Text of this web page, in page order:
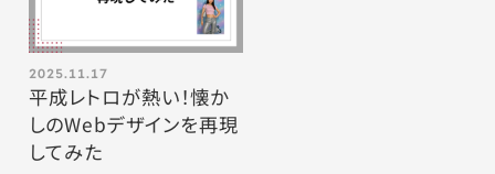
2025.11.17
平成レトロが熱い！懐か
しのWebデザインを再現
してみた